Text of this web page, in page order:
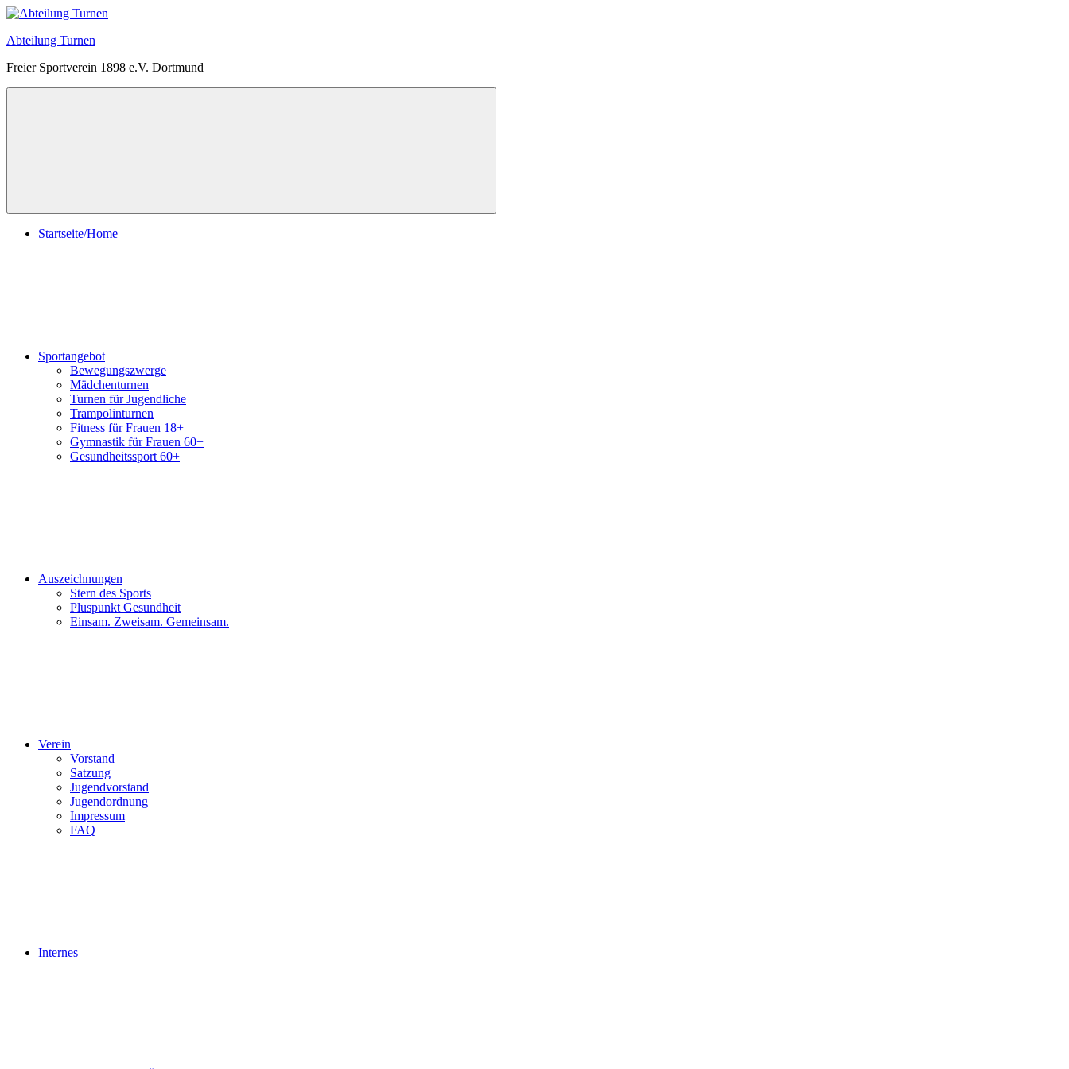
Zum
springen
Abteilung Turnen
Freier Sportverein 1898 e.V. Dortmund
Menü
Startseite/Home
Sportangebot
Bewegungszwerge
Mädchenturnen
Turnen für Jugendliche
Trampolinturnen
Fitness für Frauen 18+
Gymnastik für Frauen 60+
Gesundheitssport 60+
Auszeichnungen
Stern des Sports
Pluspunkt Gesundheit
Einsam. Zweisam. Gemeinsam.
Verein
Vorstand
Satzung
Jugendvorstand
Jugendordnung
Impressum
FAQ
Internes